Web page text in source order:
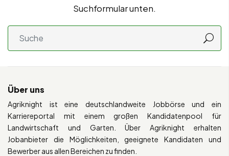
Suchformular unten.
Über uns
Agriknight ist eine deutschlandweite Jobbörse und ein
Karriereportal mit einem großen Kandidatenpool für
Landwirtschaft und Garten. Über Agriknight erhalten
Jobanbieter die Möglichkeiten, geeignete Kandidaten und
Bewerber aus allen Bereichen zu finden.